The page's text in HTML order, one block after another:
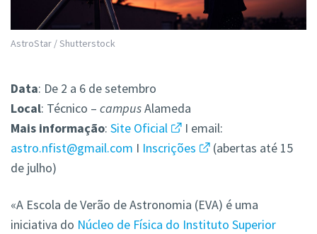
AstroStar / Shutterstock
Data: De 2 a 6 de setembro
Local: Técnico – campusAlameda
Mais informação: Site Oficial
I email:
astro.nfist@gmail.com I Inscrições
(abertas até 15
de julho)
«A Escola de Verão de Astronomia (EVA) é uma
iniciativa do Núcleo de Física do Instituto Superior